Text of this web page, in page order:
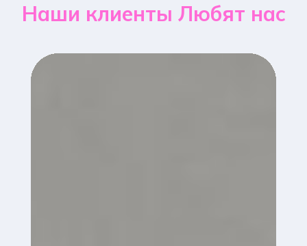
Наши клиенты Любят нас